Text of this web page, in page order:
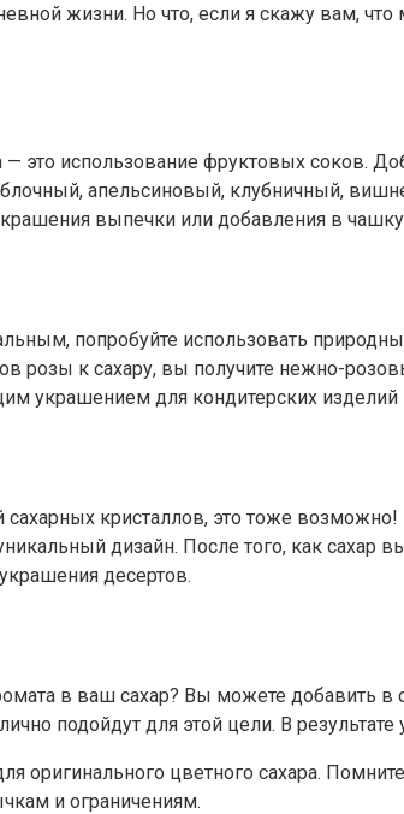
жизни. Но что, если я скажу вам,
— это использование фруктовых
апельсиновый, клубничный,
выпечки или добавления в чашку
попробуйте использовать
розы к сахару, вы получите нежно-
украшением для кондитерских
кристаллов, это тоже
дизайн. После того, как сахар
десертов.
в ваш сахар? Вы можете добавить в
подойдут для этой цели. В
оригинального цветного сахара.
и ограничениям.